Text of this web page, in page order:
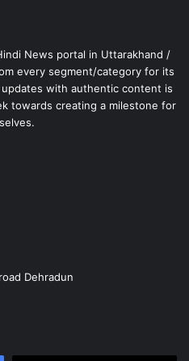
News portal in Uttarakhand /
every segment/category for its
with authentic content is
towards creating a milestone for
Dehradun